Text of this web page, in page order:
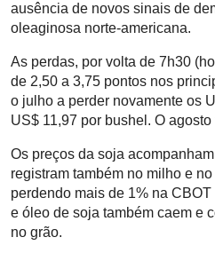
ausência de novos sinais de
oleaginosa norte-americana.
As perdas, por volta de 7h30
de 2,50 a 3,75 pontos nos
o julho a perder novamente os
US$ 11,97 por bushel. O
Os preços da soja
registram também no milho e
perdendo mais de 1% na
e óleo de soja também caem e
no grão.